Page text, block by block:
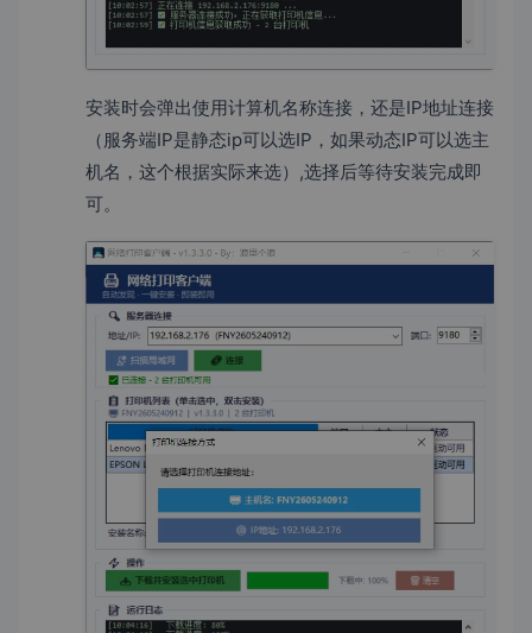
安装时会弹出使用计算机名称连接，还是IP地址连接
（服务端IP是静态ip可以选IP，如果动态IP可以选主
机名，这个根据实际来选）,选择后等待安装完成即
可。